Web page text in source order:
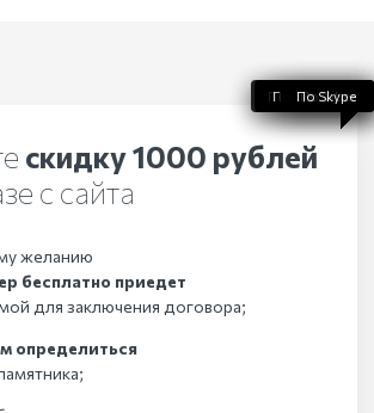
скидку 1000 рублей
с сайта
желанию
бесплатно приедет
для заключения договора;
определиться
По телефону
По WhatsApp
По Telegram
По Viber
По Skype